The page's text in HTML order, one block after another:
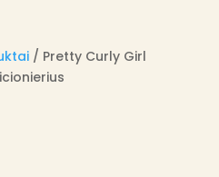
/ Pretty Curly Girl